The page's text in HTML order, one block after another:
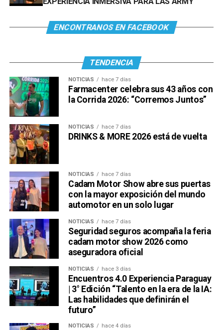
ENCONTRANOS EN FACEBOOK
TENDENCIA
NOTICIAS hace 7 días
Farmacenter celebra sus 43 años con
la Corrida 2026: “Corremos Juntos”
NOTICIAS hace 7 días
DRINKS & MORE 2026 está de vuelta
NOTICIAS hace 7 días
Cadam Motor Show abre sus puertas
con la mayor exposición del mundo
automotor en un solo lugar
NOTICIAS hace 7 días
Seguridad seguros acompaña la feria
cadam motor show 2026 como
aseguradora oficial
NOTICIAS hace 3 días
Encuentros 4.0 Experiencia Paraguay
| 3° Edición “Talento en la era de la IA:
Las habilidades que definirán el
futuro”
NOTICIAS hace 4 días